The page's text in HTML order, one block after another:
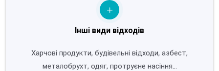
Інші види відходів
Харчові продукти, будівельні відходи, азбест,
металобрухт, одяг, протруєне насіння…